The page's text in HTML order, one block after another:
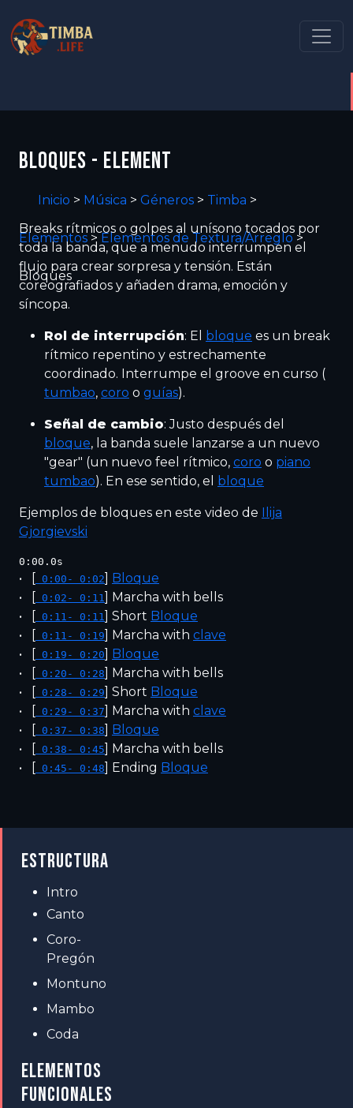
BLOQUES - ELEMENT
Inicio > Música > Géneros > Timba >
Elementos > Elementos de Textura/Arreglo>
Bloques
Breaks rítmicos o golpes al unísono tocados por
toda la banda, que a menudo interrumpen el
flujo para crear sorpresa y tensión. Están
coreografiados y añaden drama, emoción y
síncopa.
Rol de interrupción: El bloque es un break
rítmico repentino y estrechamente
coordinado. Interrumpe el groove en curso (
tumbao, coro o guías).
Señal de cambio: Justo después del
bloque, la banda suele lanzarse a un nuevo
"gear" (un nuevo feel rítmico, coro o piano
tumbao). En ese sentido, el bloque
Ejemplos de bloques en este video de Ilija
Gjorgievski
0:00.0s
[ 0:00- 0:02] Bloque
[ 0:02- 0:11] Marcha with bells
[ 0:11- 0:11] Short Bloque
[ 0:11- 0:19] Marcha with clave
[ 0:19- 0:20] Bloque
[ 0:20- 0:28] Marcha with bells
[ 0:28- 0:29] Short Bloque
[ 0:29- 0:37] Marcha with clave
[ 0:37- 0:38] Bloque
[ 0:38- 0:45] Marcha with bells
[ 0:45- 0:48] Ending Bloque
ESTRUCTURA
Intro
Canto
Coro-
Pregón
Montuno
Mambo
Coda
ELEMENTOS
FUNCIONALES